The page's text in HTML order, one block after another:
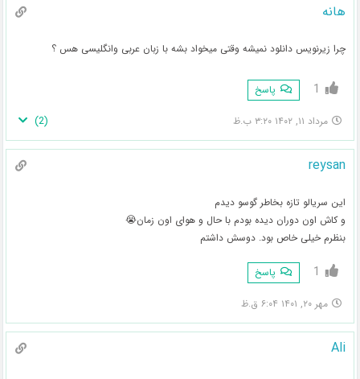
هانه
چرا زیرنویس دانلود نمیشه وقتی میخواد بشه با زبان عربی وانگلیسی هس ؟
1 پاسخ
مرداد ۱۱, ۱۴۰۲ ۳:۲۰ ب.ظ (
2
)
reysan
این سریالو تازه بخاطر گوسو دیدم
و کاش اون دوران دیده بودم با حال و هوای اون زمان😭
بنظرم خیلی خاص بود. دوسش داشتم
1 پاسخ
مهر ۲۰, ۱۴۰۱ ۶:۰۴ ق.ظ
Ali